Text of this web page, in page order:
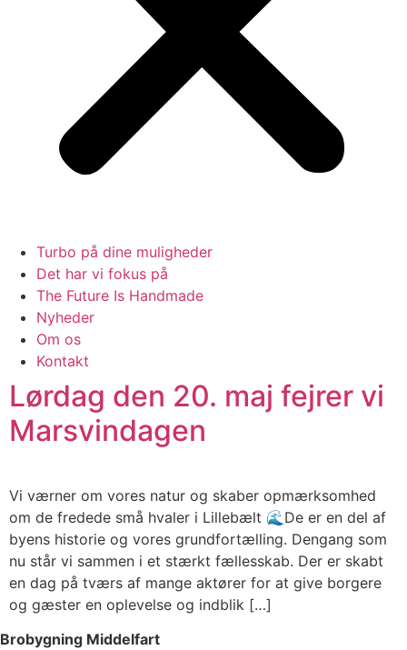
Turbo på dine muligheder
Det har vi fokus på
The Future Is Handmade
Nyheder
Om os
Kontakt
Lørdag den 20. maj fejrer vi
Marsvindagen
Vi værner om vores natur og skaber opmærksomhed
om de fredede små hvaler i Lillebælt 🌊De er en del af
byens historie og vores grundfortælling. Dengang som
nu står vi sammen i et stærkt fællesskab. Der er skabt
en dag på tværs af mange aktører for at give borgere
og gæster en oplevelse og indblik […]
Brobygning Middelfart